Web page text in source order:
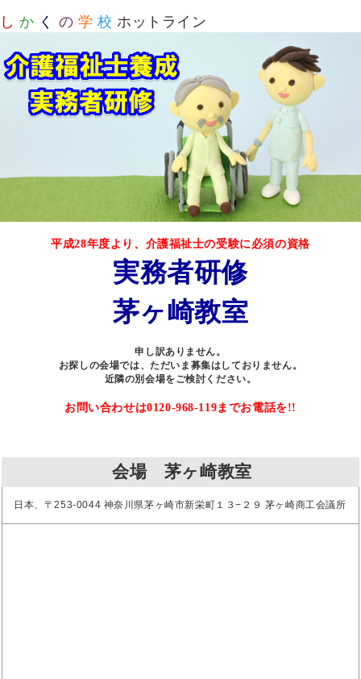
し か く の 学 校 ホットライン
平成28年度より、介護福祉士の受験に必須の資格
実務者研修
茅ヶ崎教室
申し訳ありません。
お探しの会場では、ただいま募集はしておりません。
近隣の別会場をご検討ください。
お問い合わせは0120-968-119までお電話を!!
会場 茅ヶ崎教室
日本、〒253-0044 神奈川県茅ヶ崎市新栄町１３−２９ 茅ヶ崎商工会議所